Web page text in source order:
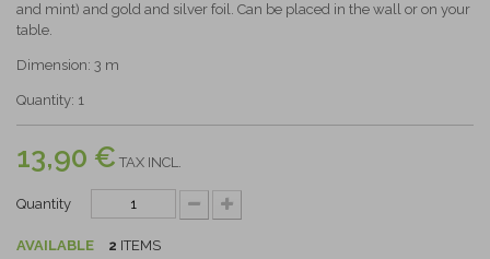
and mint) and gold and silver foil. Can be placed in the wall or on your
table.
Dimension: 3 m
Quantity: 1
13,90 € TAX INCL.
Quantity
AVAILABLE 2 ITEMS